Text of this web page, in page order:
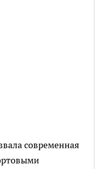
современная